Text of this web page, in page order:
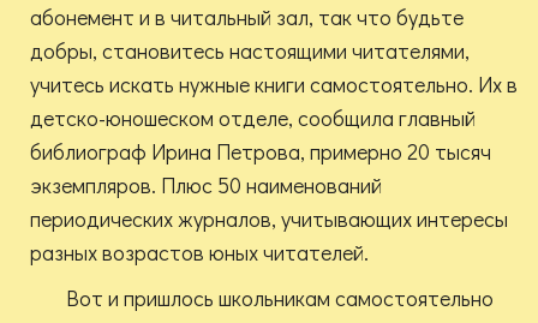
абонемент и в читальный зал, так что будьте
добры, становитесь настоящими читателями,
учитесь искать нужные книги самостоятельно. Их в
детско-юношеском отделе, сообщила главный
библиограф Ирина Петрова, примерно 20 тысяч
экземпляров. Плюс 50 наименований
периодических журналов, учитывающих интересы
разных возрастов юных читателей.
Вот и пришлось школьникам самостоятельно